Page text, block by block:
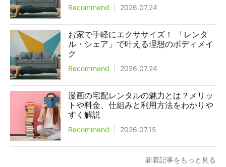
Recommend 2026.07.24
お家で手軽にエクササイズ！ 「レンタ
ル・シェア」で叶える理想のボディメイ
ク
Recommend 2026.07.24
漫画の宅配レンタルの魅力とは？メリッ
トや料金、仕組みと利用方法をわかりや
すく解説
Recommend 2026.07.15
新着記事をもっと見る